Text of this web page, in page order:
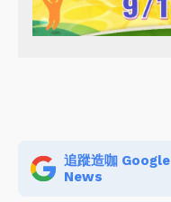
追蹤造咖 Google
News